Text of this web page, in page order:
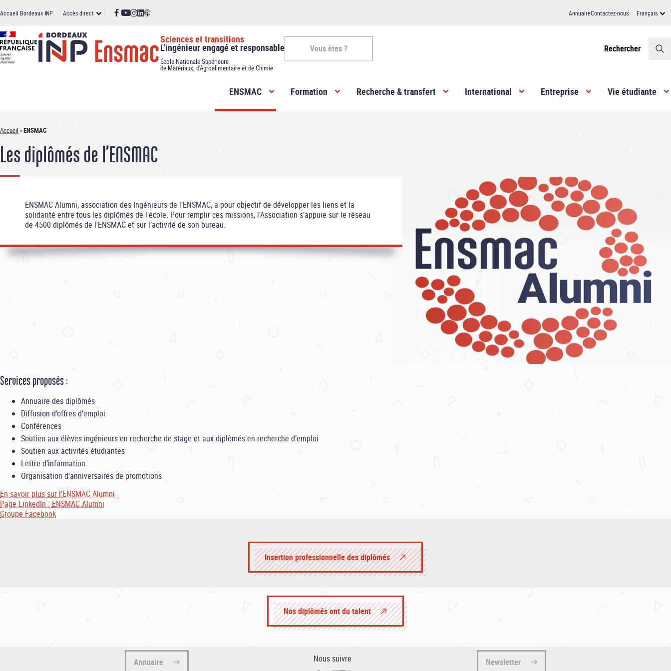
au
principal
Accueil Bordeaux INPAccès
direct
Accès direct AnnuaireContactez-nous Français
Sciences et transitions
L'ingénieur engagé et responsable
École Nationale Supérieure
de Matériaux, d'Agroalimentaire et de Chimie
Vous êtes ?
êtes
Rechercher
ENSMAC Formation Recherche & transfert International Entreprise Vie étudiante
Fil
d'Ariane
Accueil ENSMAC
Les diplômés de l’ENSMAC
ENSMAC Alumni, association des Ingénieurs de l’ENSMAC, a pour objectif de développer les liens et la
solidarité entre tous les diplômés de l'école. Pour remplir ces missions, l’Association s’appuie sur le réseau
de 4500 diplômés de l'ENSMAC et sur l’activité de son bureau.
Services proposés :
Annuaire des diplômés
Diffusion d’offres d’emploi
Conférences
Soutien aux élèves ingénieurs en recherche de stage et aux diplômés en recherche d’emploi
Soutien aux activités étudiantes
Lettre d’information
Organisation d’anniversaires de promotions
En savoir plus sur l'ENSMAC Alumni
Page LinkedIn : ENSMAC Alumni
Groupe Facebook
Insertion professionnelle des diplômés
Nos diplômés ont du talent
Annuaire Nous suivre Newsletter